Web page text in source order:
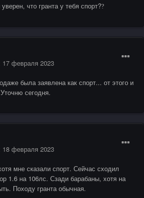
что гранта у тебя спорт??
17 февраля 2023
была заявлена как спорт... от этого и
сегодня.
18 февраля 2023
мне сказали спорт. Сейчас сходил
1.6 на 106лс. Сзади барабаны, хотя на
Походу гранта обычная.